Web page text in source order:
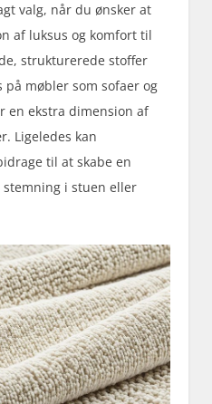
valg, når du ønsker at
af luksus og komfort til
strukturerede stoffer
møbler som sofaer og
en ekstra dimension af
Ligeledes kan
til at skabe en
i stuen eller